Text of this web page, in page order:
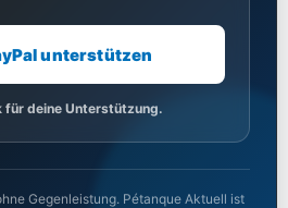
unterstützen
für deine Unterstützung.
Gegenleistung. Pétanque Aktuell ist